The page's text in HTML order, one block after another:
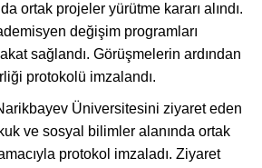
ortak projeler yürütme kararı alındı.
değişim programları
sağlandı. Görüşmelerin ardından
protokolü imzalandı.
Üniversitesini ziyaret eden
ve sosyal bilimler alanında ortak
protokol imzaladı. Ziyaret